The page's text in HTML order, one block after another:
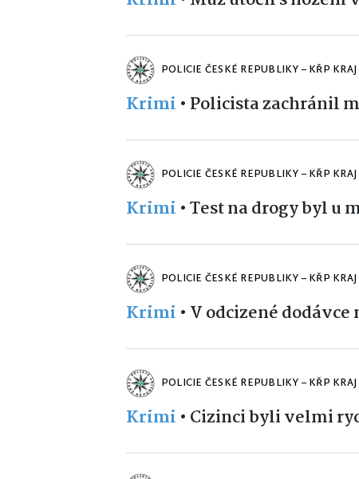
POLICIE ČESKÉ REPUBLIKY – KŘP
Krimi • Policista zachránil
POLICIE ČESKÉ REPUBLIKY – KŘP
Krimi •Test na drogy byl u
POLICIE ČESKÉ REPUBLIKY – KŘP
Krimi • V odcizené
POLICIE ČESKÉ REPUBLIKY – KŘP
Krimi • Cizinci byli velmi